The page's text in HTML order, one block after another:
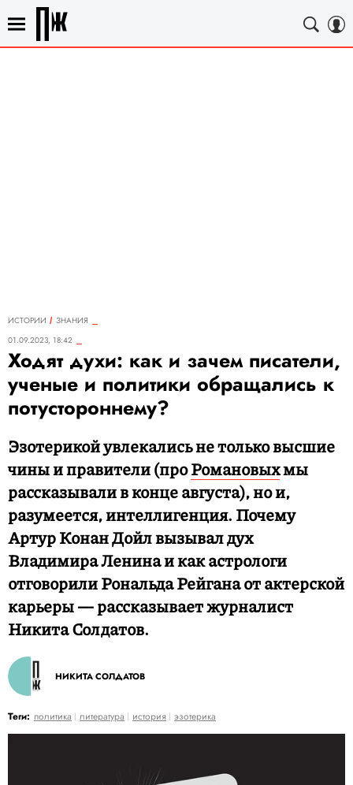
ИСТОРИИ
ЗНАНИЯ
01.09.2023, 18:42
Ходят духи: как и зачем писатели,
ученые и политики обращались к
потустороннему?
Эзотерикой увлекались не только высшие
чины и правители (проРомановыхмы
рассказывали в конце августа), но и,
разумеется, интеллигенция. Почему
Артур Конан Дойл вызывал дух
Владимира Ленина и как астрологи
отговорили Рональда Рейгана от актерской
карьеры — рассказывает журналист
Никита Солдатов.
НИКИТА СОЛДАТОВ
Теги: политика литература история эзотерика